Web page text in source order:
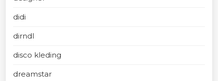
didi
dirndl
disco kleding
dreamstar